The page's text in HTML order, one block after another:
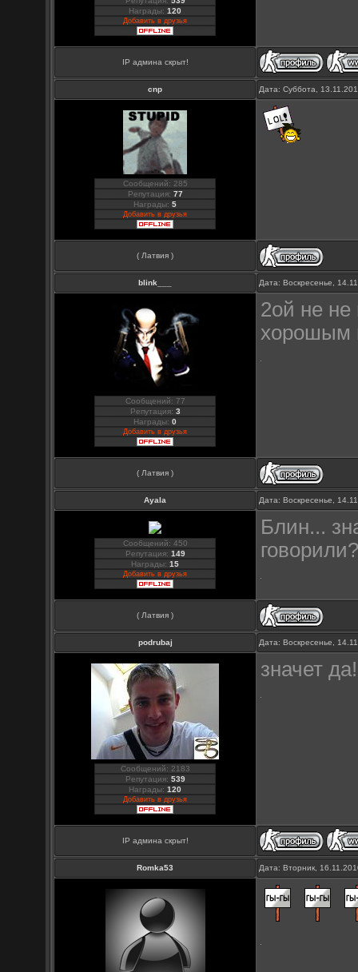
Награды:120
Добавить в друзья
IP админа скрыт!
cnp Дата: Суббота,
Сообщений: 285
Репутация: 77
Награды:5
Добавить в друзья
( Латвия )
blink___ Дата: Воскресенье,
Сообщений: 77
Репутация: 3
Награды:0
Добавить в друзья
2ой не не
хорошым
( Латвия )
Ayala Дата: Воскресенье,
Сообщений: 450
Репутация: 149
Награды:15
Добавить в друзья
Блин...
( Латвия )
podrubaj Дата: Воскресенье,
Сообщений: 2183
Репутация: 539
Награды:120
Добавить в друзья
значет
IP админа скрыт!
Romka53 Дата: Вторник,